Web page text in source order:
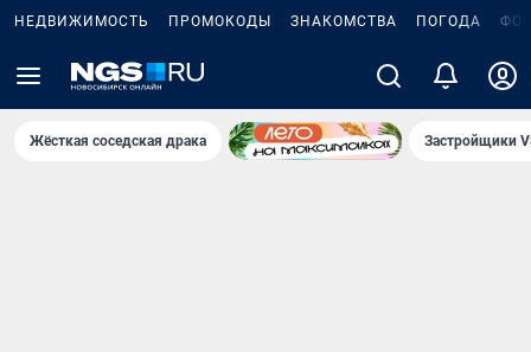
НЕДВИЖИМОСТЬ ПРОМОКОДЫ ЗНАКОМСТВА ПОГОДА
Жёсткая соседская драка Застройщики